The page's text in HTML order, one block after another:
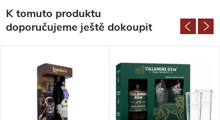
K tomuto produktu
doporučujeme ještě dokoupit